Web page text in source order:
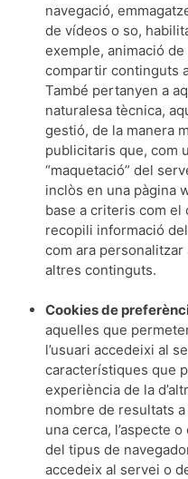
navegació,
de vídeos o so,
exemple, animació de
compartir continguts
També pertanyen a
naturalesa tècnica,
gestió, de la manera
publicitaris que, com
“maquetació” del
inclòs en una pàgina
base a criteris com
recopili informació
com ara
altres continguts.
Cookies de
aquelles que
l’usuari accedeixi al
característiques que
experiència de la
nombre de resultats
una cerca, l’aspecte
del tipus de
accedeix al servei o